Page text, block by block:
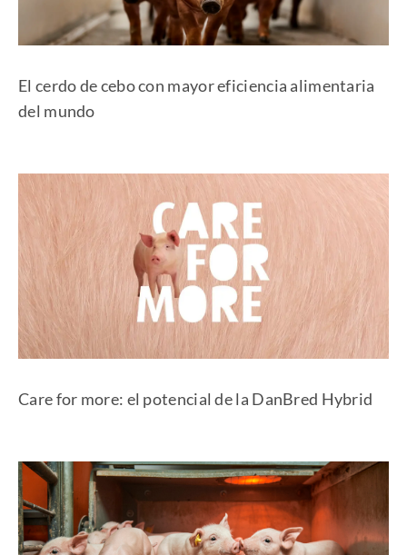
El cerdo de cebo con mayor eficiencia alimentaria
del mundo
Care for more: el potencial de la DanBred Hybrid